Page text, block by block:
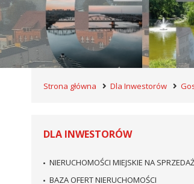
Strona główna Dla Inwestorów
DLA INWESTORÓW
NIERUCHOMOŚCI MIEJSKIE NA SPRZEDAŻ
BAZA OFERT NIERUCHOMOŚCI